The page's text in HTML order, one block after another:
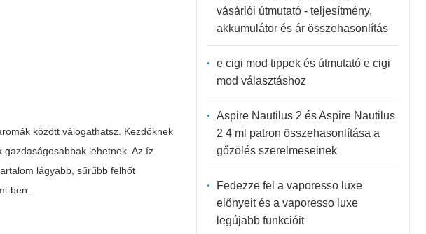
között válogathatsz. Kezdőknek
lehetnek. Az íz
lágyabb, sűrűbb felhőt
ben.
vásárlói útmutató - teljesítmény,
akkumulátor és ár összehasonlítás
e cigi mod tippek és útmutató e cigi
mod választáshoz
Aspire Nautilus 2 és Aspire Nautilus
2 4 ml patron összehasonlítása a
gőzölés szerelmeseinek
Fedezze fel a vaporesso luxe
előnyeit és a vaporesso luxe
legújabb funkcióit